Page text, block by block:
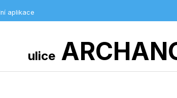
aplikace
ulice